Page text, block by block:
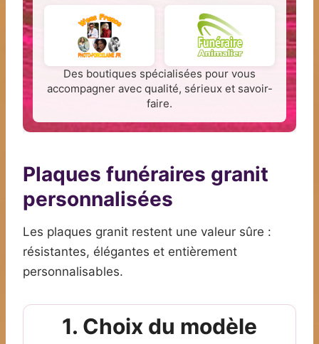
Des boutiques spécialisées pour vous
accompagner avec qualité, sérieux et savoir-
faire.
Plaques funéraires granit
personnalisées
Les plaques granit restent une valeur sûre :
résistantes, élégantes et entièrement
personnalisables.
1. Choix du modèle